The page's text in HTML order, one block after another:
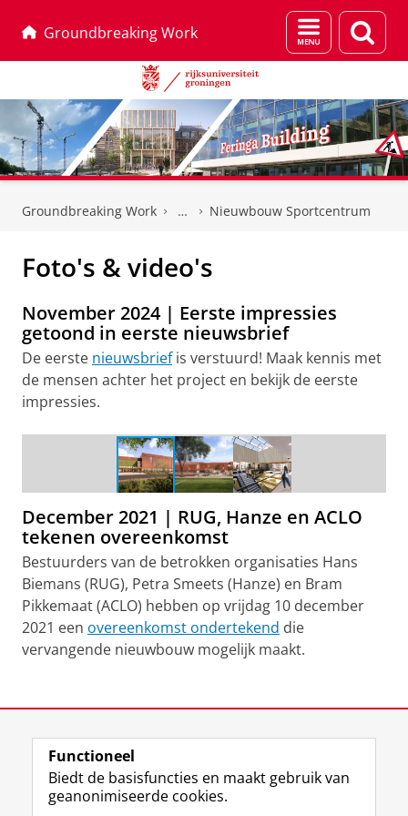
Groundbreaking Work
Menu
en
Groundbreaking Work Nieuwbouw Sportcentrum
Foto's & video's
November 2024 | Eerste impressies
getoond in eerste nieuwsbrief
De eerste nieuwsbriefis verstuurd! Maak kennis met
de mensen achter het project en bekijk de eerste
impressies.
December 2021 | RUG, Hanze en ACLO
tekenen overeenkomst
Bestuurders van de betrokken organisaties Hans
Biemans (RUG), Petra Smeets (Hanze) en Bram
Pikkemaat (ACLO) hebben op vrijdag 10 december
2021 een overeenkomst ondertekend die
vervangende nieuwbouw mogelijk maakt.
Smeets (Hanze), Pikkemaat (ACLO) en Biemans (RUG) zijn
View this page in:English
Functioneel
Biedt de basisfuncties en maakt gebruik van
geanonimiseerde cookies.